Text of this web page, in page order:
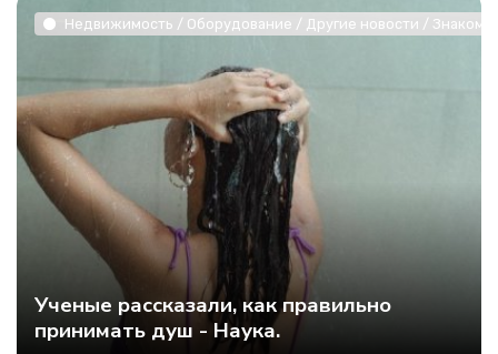
Недвижимость / Оборудование / Другие новости /
Ученые рассказали, как правильно
принимать душ - Наука.